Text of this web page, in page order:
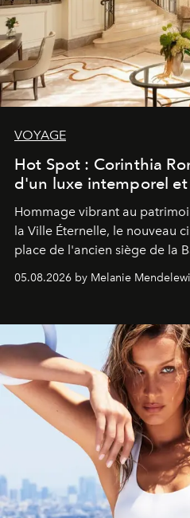
VOYAGE
Hot Spot : Corinthia
d'un luxe intemporel
Hommage vibrant au
la Ville Éternelle, le nouveau
place de l'ancien siège de la
de vivre Romain dans toute
05.08.2026 by Melanie